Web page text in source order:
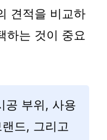
견적을 비교하
하는 것이 중요
공 부위, 사용
드, 그리고